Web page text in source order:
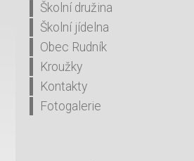
Školní družina
Školní jídelna
Obec Rudník
Kroužky
Kontakty
Fotogalerie